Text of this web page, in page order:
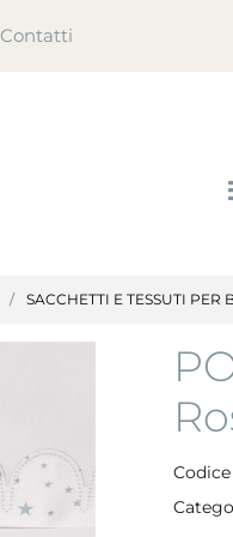
Contatti
SACCHETTI E TESSUTI PER
Codice